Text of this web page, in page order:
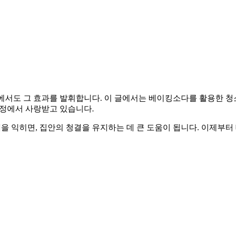
도 그 효과를 발휘합니다. 이 글에서는 베이킹소다를 활용한
에서 사랑받고 있습니다.
익히면, 집안의 청결을 유지하는 데 큰 도움이 됩니다. 이제부